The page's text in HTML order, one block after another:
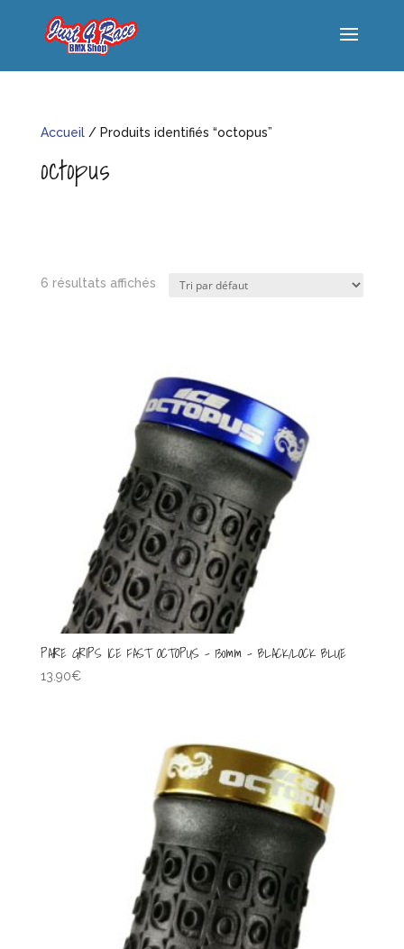
Accueil/ Produits identifiés “octopus”
octopus
6 résultats affichés
PAIRE GRIPS ICE FAST OCTOPUS – 130mm – BLACK/LOCK BLUE
13.90€